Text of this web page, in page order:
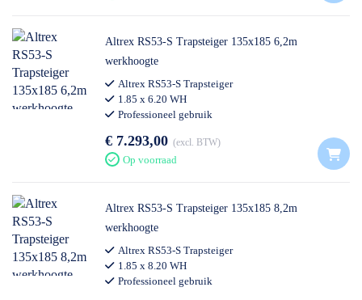
Altrex RS53-S Trapsteiger 135x185 6,2m
werkhoogte
Altrex RS53-S Trapsteiger
1.85 x 6.20 WH
Professioneel gebruik
€ 7.293,00 excl. BTW
Op voorraad
Altrex RS53-S Trapsteiger 135x185 8,2m
werkhoogte
Altrex RS53-S Trapsteiger
1.85 x 8.20 WH
Professioneel gebruik